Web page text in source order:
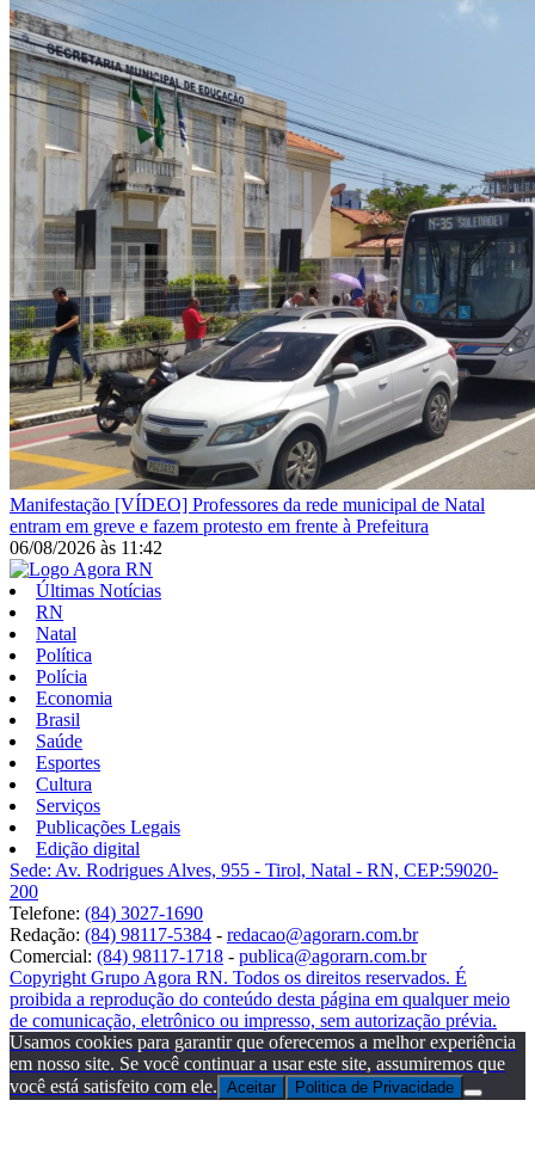
Manifestação [VÍDEO] Professores da rede municipal de Natal
entram em greve e fazem protesto em frente à Prefeitura
06/08/2026 às 11:42
Últimas Notícias
RN
Natal
Política
Polícia
Economia
Brasil
Saúde
Esportes
Cultura
Serviços
Publicações Legais
Edição digital
Sede: Av. Rodrigues Alves, 955 - Tirol, Natal - RN, CEP:59020-
200
Telefone: (84) 3027-1690
Redação: (84) 98117-5384 - redacao@agorarn.com.br
Comercial: (84) 98117-1718 - publica@agorarn.com.br
Copyright Grupo Agora RN. Todos os direitos reservados. É
proibida a reprodução do conteúdo desta página em qualquer meio
de comunicação, eletrônico ou impresso, sem autorização prévia.
Usamos cookies para garantir que oferecemos a melhor experiência
em nosso site. Se você continuar a usar este site, assumiremos que
você está satisfeito com ele. Aceitar Politica de Privacidade